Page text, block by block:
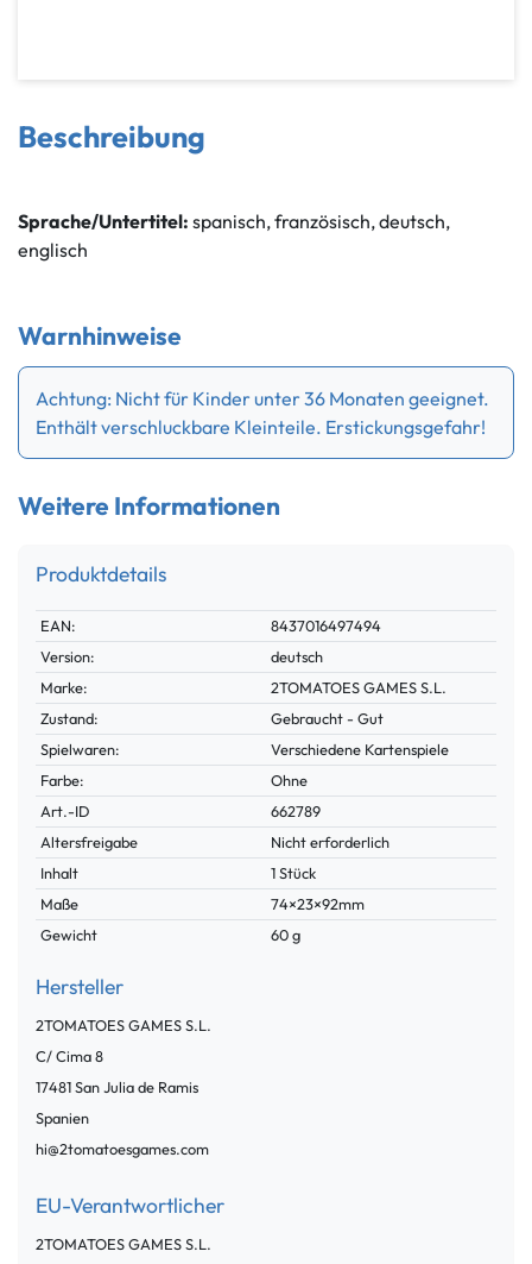
Beschreibung
Sprache/Untertitel: spanisch, französisch, deutsch,
englisch
Warnhinweise
Achtung: Nicht für Kinder unter 36 Monaten geeignet.
Enthält verschluckbare Kleinteile. Erstickungsgefahr!
Weitere Informationen
Produktdetails
Technisches
Merkmal
Wert
EAN:
8437016497494
Version:
deutsch
Marke:
2TOMATOES GAMES S.L.
Zustand:
Gebraucht - Gut
Spielwaren:
Verschiedene Kartenspiele
Farbe:
Ohne
Technisches
Merkmal
Wert
Art.-ID
662789
Altersfreigabe
Nicht erforderlich
Inhalt
1 Stück
Maße
74×23×92mm
Gewicht
60 g
Hersteller
2TOMATOES GAMES S.L.
C/ Cima8
17481San Julia de Ramis
Spanien
hi@2tomatoesgames.com
EU-Verantwortlicher
2TOMATOES GAMES S.L.